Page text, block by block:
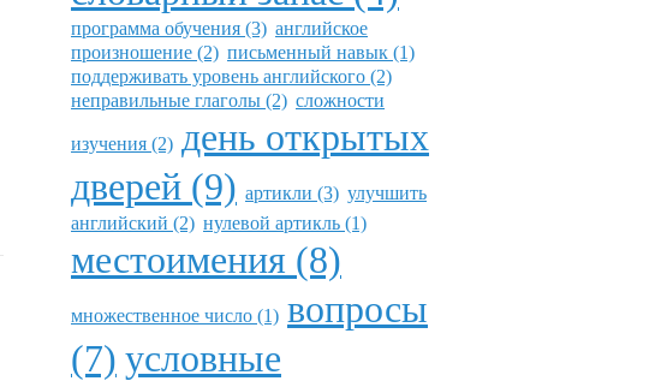
программа обучения (3) английское
произношение (2) письменный навык (1)
поддерживать уровень английского (2)
неправильные глаголы (2) сложности
изучения (2) день открытых
дверей (9) артикли (3) улучшить
английский (2) нулевой артикль (1)
местоимения (8)
множественное число (1) вопросы
(7) условные